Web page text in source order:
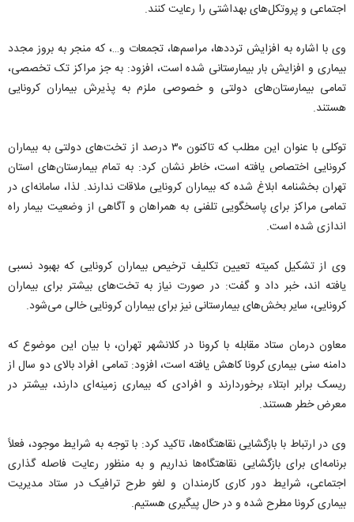
اجتماعی و پروتکل‌های بهداشتی را رعایت کنند.
وی با اشاره به افزایش ترددها، مراسم‌ها، تجمعات و…، که منجر به بروز مجدد
بیماری و افزایش بار بیمارستانی شده است، افزود: به جز مراکز تک تخصصی،
تمامی بیمارستان‌های دولتی و خصوصی ملزم به پذیرش بیماران کرونایی
هستند.
توکلی با عنوان این مطلب که تاکنون ۳۰ درصد از تخت‌های دولتی به بیماران
کرونایی اختصاص یافته است، خاطر نشان کرد: به تمام بیمارستان‌های استان
تهران بخشنامه ابلاغ شده که بیماران کرونایی ملاقات ندارند. لذا، سامانه‌ای در
تمامی مراکز برای پاسخگویی تلفنی به همراهان و آگاهی از وضعیت بیمار راه
اندازی شده است.
وی از تشکیل کمیته تعیین تکلیف ترخیص بیماران کرونایی که بهبود نسبی
یافته اند، خبر داد و گفت: در صورت نیاز به تخت‌های بیشتر برای بیماران
کرونایی، سایر بخش‌های بیمارستانی نیز برای بیماران کرونایی خالی می‌شود.
معاون درمان ستاد مقابله با کرونا در کلانشهر تهران، با بیان این موضوع که
دامنه سنی بیماری کرونا کاهش یافته است، افزود: تمامی افراد بالای دو سال از
ریسک برابر ابتلاء برخوردارند و افرادی که بیماری زمینه‌ای دارند، بیشتر در
معرض خطر هستند.
وی در ارتباط با بازگشایی نقاهتگاه‌ها، تاکید کرد: با توجه به شرایط موجود، فعلاً
برنامه‌ای برای بازگشایی نقاهتگاه‌ها نداریم و به منظور رعایت فاصله گذاری
اجتماعی، شرایط دور کاری کارمندان و لغو طرح ترافیک در ستاد مدیریت
بیماری کرونا مطرح شده و در حال پیگیری هستیم.